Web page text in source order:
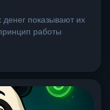
показывают их
работы